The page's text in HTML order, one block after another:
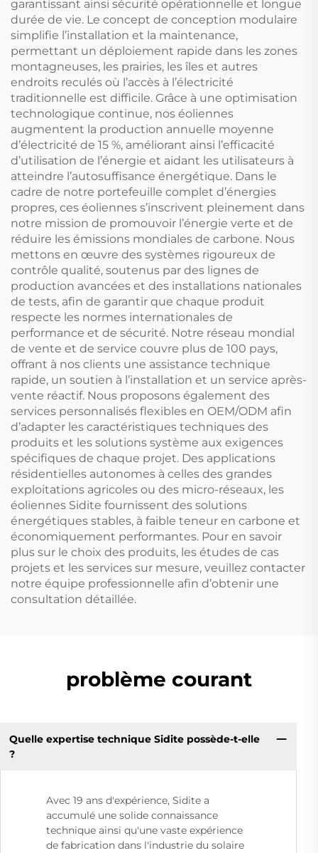
garantissant ainsi sécurité opérationnelle et longue
durée de vie. Le concept de conception modulaire
simplifie l’installation et la maintenance,
permettant un déploiement rapide dans les zones
montagneuses, les prairies, les îles et autres
endroits reculés où l’accès à l’électricité
traditionnelle est difficile. Grâce à une optimisation
technologique continue, nos éoliennes
augmentent la production annuelle moyenne
d’électricité de 15 %, améliorant ainsi l’efficacité
d’utilisation de l’énergie et aidant les utilisateurs à
atteindre l’autosuffisance énergétique. Dans le
cadre de notre portefeuille complet d’énergies
propres, ces éoliennes s’inscrivent pleinement dans
notre mission de promouvoir l’énergie verte et de
réduire les émissions mondiales de carbone. Nous
mettons en œuvre des systèmes rigoureux de
contrôle qualité, soutenus par des lignes de
production avancées et des installations nationales
de tests, afin de garantir que chaque produit
respecte les normes internationales de
performance et de sécurité. Notre réseau mondial
de vente et de service couvre plus de 100 pays,
offrant à nos clients une assistance technique
rapide, un soutien à l’installation et un service après-
vente réactif. Nous proposons également des
services personnalisés flexibles en OEM/ODM afin
d’adapter les caractéristiques techniques des
produits et les solutions système aux exigences
spécifiques de chaque projet. Des applications
résidentielles autonomes à celles des grandes
exploitations agricoles ou des micro-réseaux, les
éoliennes Sidite fournissent des solutions
énergétiques stables, à faible teneur en carbone et
économiquement performantes. Pour en savoir
plus sur le choix des produits, les études de cas
projets et les services sur mesure, veuillez contacter
notre équipe professionnelle afin d’obtenir une
consultation détaillée.
problème courant
Quelle expertise technique Sidite possède-t-elle
?
Avec 19 ans d'expérience, Sidite a
accumulé une solide connaissance
technique ainsi qu'une vaste expérience
de fabrication dans l'industrie du solaire